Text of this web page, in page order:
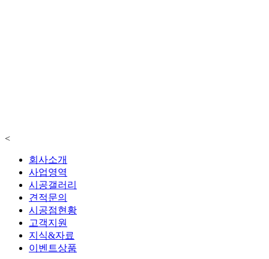
<
회사소개
사업영역
시공갤러리
견적문의
시공점현황
고객지원
지식&자료
이벤트상품